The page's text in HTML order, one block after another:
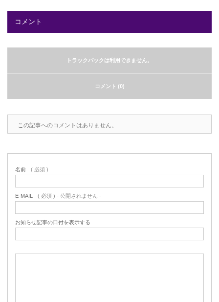
コメント
トラックバックは利用できません。
コメント (0)
この記事へのコメントはありません。
名前 ( 必須 )
E-MAIL ( 必須 ) - 公開されません -
お知らせ記事の日付を表示する